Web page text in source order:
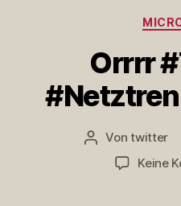
Orrrr
Beitragsautor
Vontwitter
Keine